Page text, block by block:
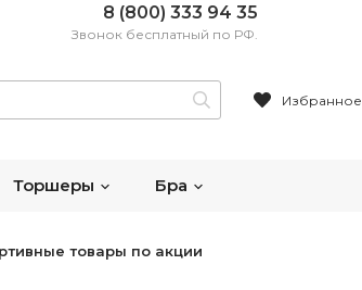
8 (800) 333 94 35
Звонок бесплатный по РФ.
Избранное
Торшеры Бра
товары по акции